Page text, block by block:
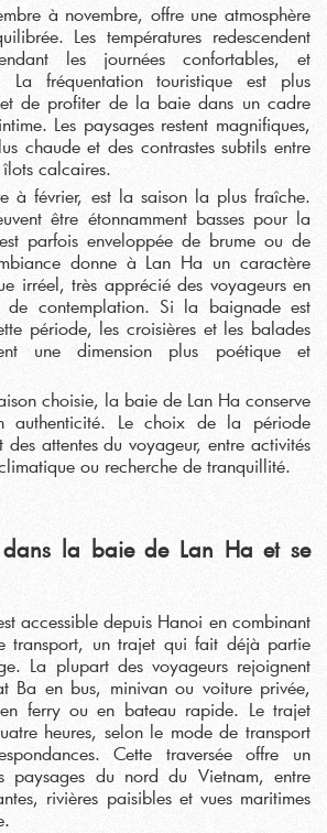
à novembre, offre une atmosphère
Les températures redescendent
les journées confortables, et
La fréquentation touristique est plus
de profiter de la baie dans un cadre
Les paysages restent magnifiques,
chaude et des contrastes subtils entre
calcaires.
à février, est la saison la plus fraîche.
être étonnamment basses pour la
parfois enveloppée de brume ou de
donne à Lan Ha un caractère
irréel, très apprécié des voyageurs en
contemplation. Si la baignade est
période, les croisières et les balades
une dimension plus poétique et
choisie, la baie de Lan Ha conserve
authenticité. Le choix de la période
attentes du voyageur, entre activités
ou recherche de tranquillité.
dans la baie de Lan Ha et se
accessible depuis Hanoi en combinant
transport, un trajet qui fait déjà partie
La plupart des voyageurs rejoignent
Ba en bus, minivan ou voiture privée,
ferry ou en bateau rapide. Le trajet
heures, selon le mode de transport
Cette traversée offre un
paysages du nord du Vietnam, entre
rivières paisibles et vues maritimes